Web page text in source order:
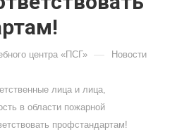
центра «ПСГ» — Новости
лица и лица,
в области пожарной
профстандартам!